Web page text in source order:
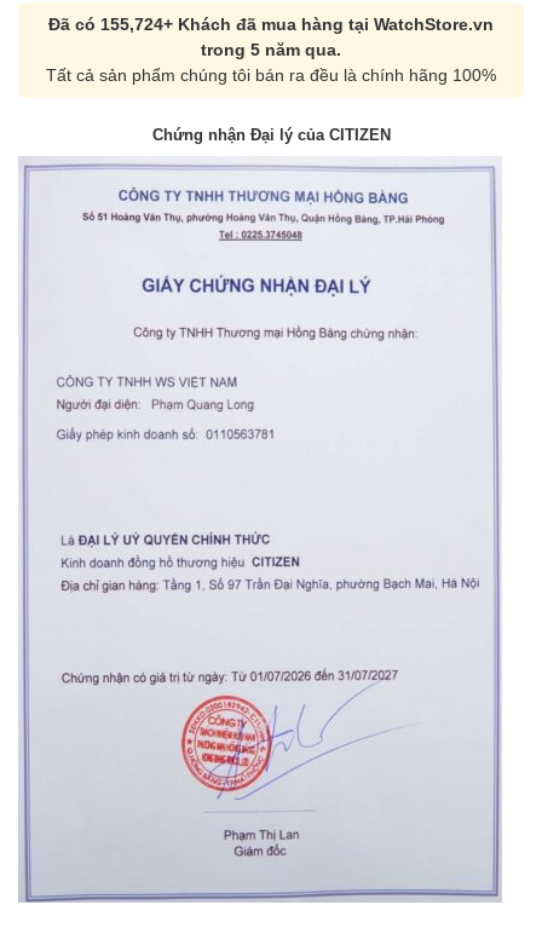
Đã có 155,724+ Khách đã mua hàng tại WatchStore.vn
trong 5 năm qua.
Tất cả sản phẩm chúng tôi bán ra đều là chính hãng 100%
Chứng nhận Đại lý của CITIZEN
Orient Nam RA-
Casio Nam MTS-